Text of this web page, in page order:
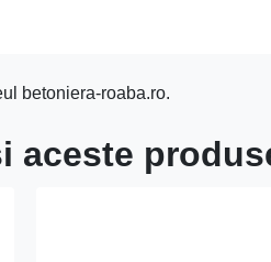
betoniera-roaba.ro.
aceste